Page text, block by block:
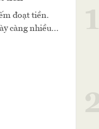
đoạt tiền.
càng nhiều...